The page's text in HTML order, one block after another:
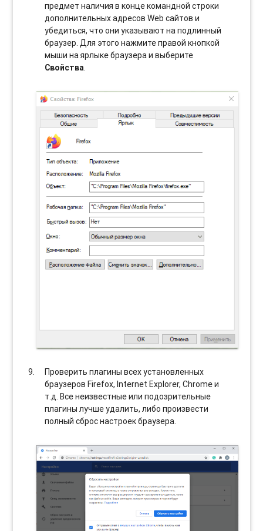
предмет наличия в конце командной строки
дополнительных адресов Web сайтов и
убедиться, что они указывают на подлинный
браузер. Для этого нажмите правой кнопкой
мыши на ярлыке браузера и выберите
Свойства.
Проверить плагины всех установленных
браузеров Firefox, Internet Explorer, Chrome и
т.д. Все неизвестные или подозрительные
плагины лучше удалить, либо произвести
полный сброс настроек браузера.